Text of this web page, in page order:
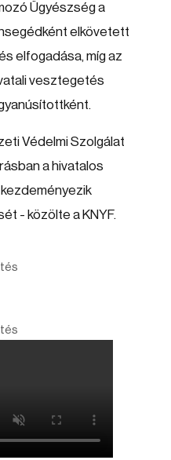
Ügyészség a
elkövetett
elfogadása, míg az
vesztegetés
Védelmi Szolgálat
a hivatalos
- közölte a KNYF.